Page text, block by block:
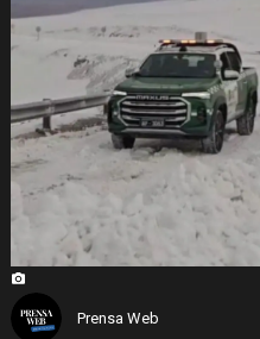
Prensa Web